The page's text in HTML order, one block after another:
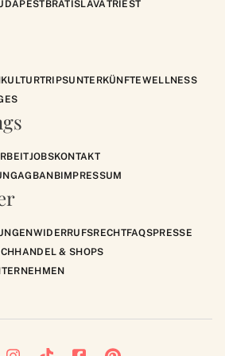
BRATISLAVATRIEST
KULTURTRIPSUNTERKÜNFTEWELLNESS
JOBSKONTAKT
AGBANBIMPRESSUM
WIDERRUFSRECHTFAQSPRESSE
& SHOPS